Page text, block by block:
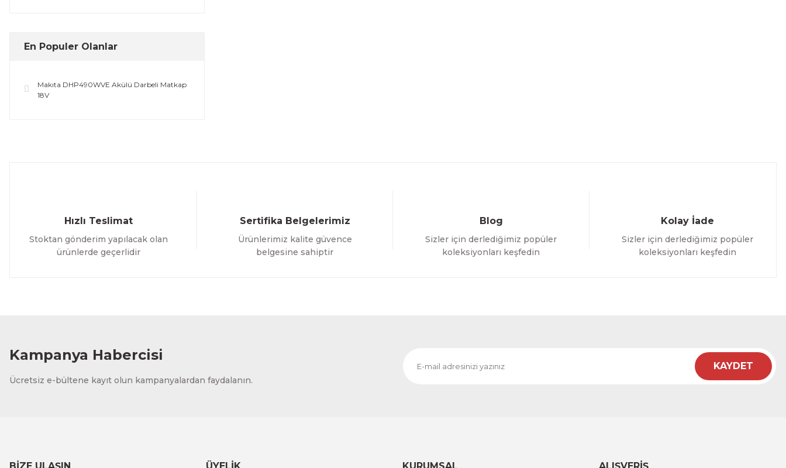
En Populer Olanlar
Makıta DHP490WVE Akülü Darbeli Matkap
18V
Hızlı Teslimat
Stoktan gönderim yapılacak olan
ürünlerde geçerlidir
Sertifika Belgelerimiz
Ürünlerimiz kalite güvence
belgesine sahiptir
Blog
Sizler için derlediğimiz popüler
koleksiyonları keşfedin
Kolay İade
Sizler için derlediğimiz popüler
koleksiyonları keşfedin
Kampanya Habercisi
Ücretsiz e-bültene kayıt olun kampanyalardan faydalanın.
KAYDET